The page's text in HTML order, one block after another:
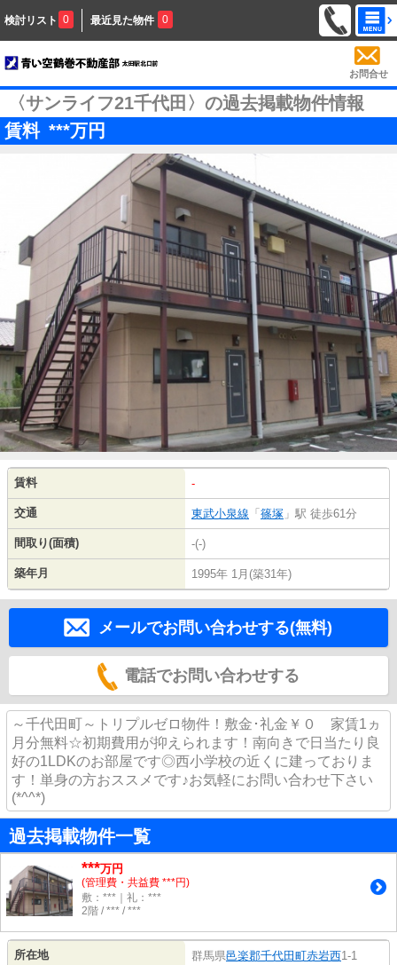
検討リスト 0 最近見た物件 0
お問合せ
〈サンライフ21千代田〉の過去掲載物件情報
賃料 ***万円
賃料 -
交通 東武小泉線 「 篠塚 」駅 徒歩61分
間取り(面積) -(-)
築年月 1995年 1月(築31年)
メールでお問い合わせする(無料)
電話でお問い合わせする
～千代田町～トリプルゼロ物件！敷金･礼金￥０ 家賃1ヵ
月分無料☆初期費用が抑えられます！南向きで日当たり良
好の1LDKのお部屋です◎西小学校の近くに建っておりま
す！単身の方おススメです♪お気軽にお問い合わせ下さい
(*^^*)
過去掲載物件一覧
***万円
(管理費・共益費 ***円)
敷：***｜礼：***
2階 / *** / ***
所在地 群馬県邑楽郡千代田町赤岩西1-1